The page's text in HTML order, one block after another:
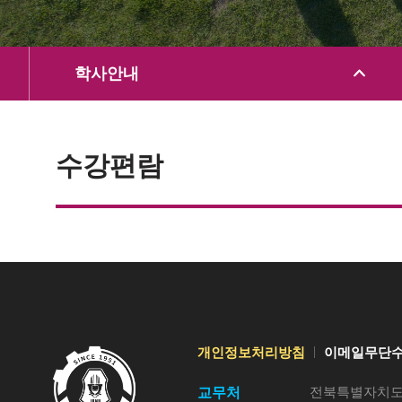
학사안내
수강편람
개인정보처리방침 이메일무단
교무처 전북특별자치